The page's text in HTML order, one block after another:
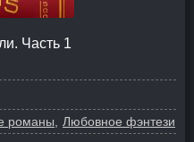
Часть 1
романы
Любовное фэнтези